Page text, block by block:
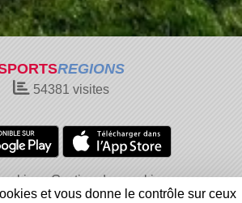
REGIONS
54381 visites
Gestion des cookies
Signaler un contenu inapproprié
et vous donne le contrôle sur ceux